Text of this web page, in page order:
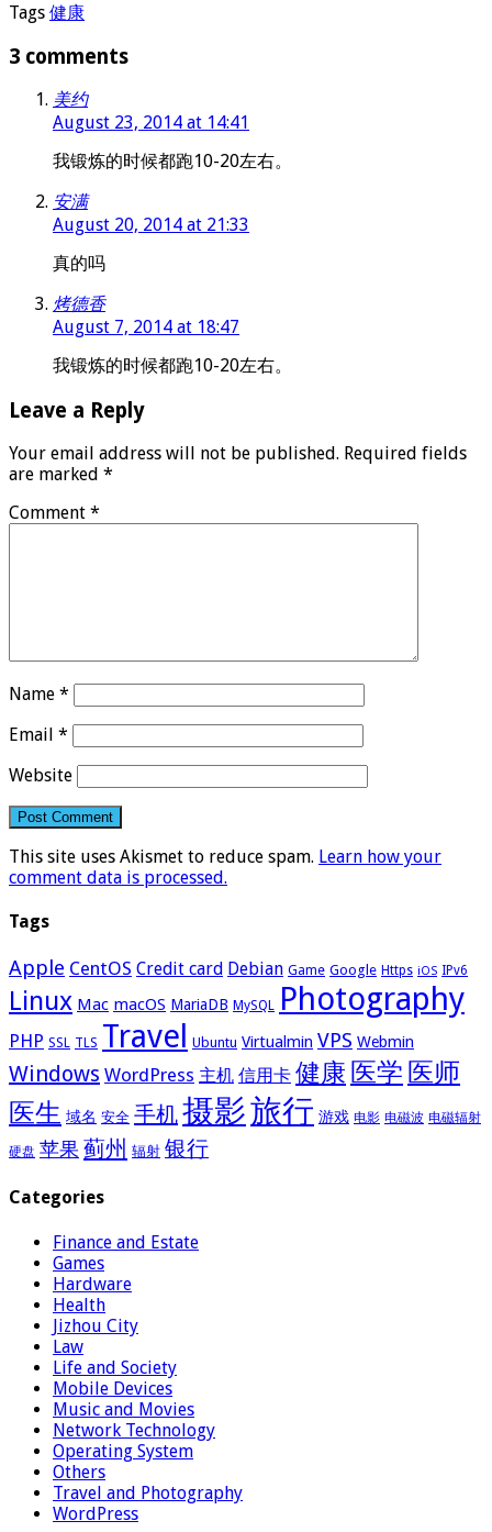
Tags 健康
3 comments
美约
August 23, 2014 at 14:41
我锻炼的时候都跑10-20左右。
安满
August 20, 2014 at 21:33
真的吗
烤德香
August 7, 2014 at 18:47
我锻炼的时候都跑10-20左右。
Leave a Reply
Your email address will not be published. Required fields
are marked *
Comment *
Name *
Email *
Website
This site uses Akismet to reduce spam. Learn how your
comment data is processed.
Tags
Apple CentOS Credit card Debian Game Google Https iOS IPv6
Linux Mac macOS MariaDB MySQL Photography
PHP SSL TLS Travel Ubuntu Virtualmin VPS Webmin
Windows WordPress 主机 信用卡 健康 医学 医师
医生 域名 安全 手机摄影旅行 游戏 电影 电磁波 电磁辐射
硬盘 苹果 蓟州 辐射 银行
Categories
Finance and Estate
Games
Hardware
Health
Jizhou City
Law
Life and Society
Mobile Devices
Music and Movies
Network Technology
Operating System
Others
Travel and Photography
WordPress